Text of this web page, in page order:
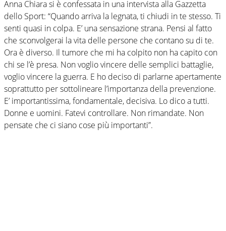
Anna Chiara si è confessata in una intervista alla Gazzetta
dello Sport: “Quando arriva la legnata, ti chiudi in te stesso. Ti
senti quasi in colpa. E’ una sensazione strana. Pensi al fatto
che sconvolgerai la vita delle persone che contano su di te.
Ora è diverso. Il tumore che mi ha colpito non ha capito con
chi se l’è presa. Non voglio vincere delle semplici battaglie,
voglio vincere la guerra. E ho deciso di parlarne apertamente
soprattutto per sottolineare l’importanza della prevenzione.
E’ importantissima, fondamentale, decisiva. Lo dico a tutti.
Donne e uomini. Fatevi controllare. Non rimandate. Non
pensate che ci siano cose più importanti”.